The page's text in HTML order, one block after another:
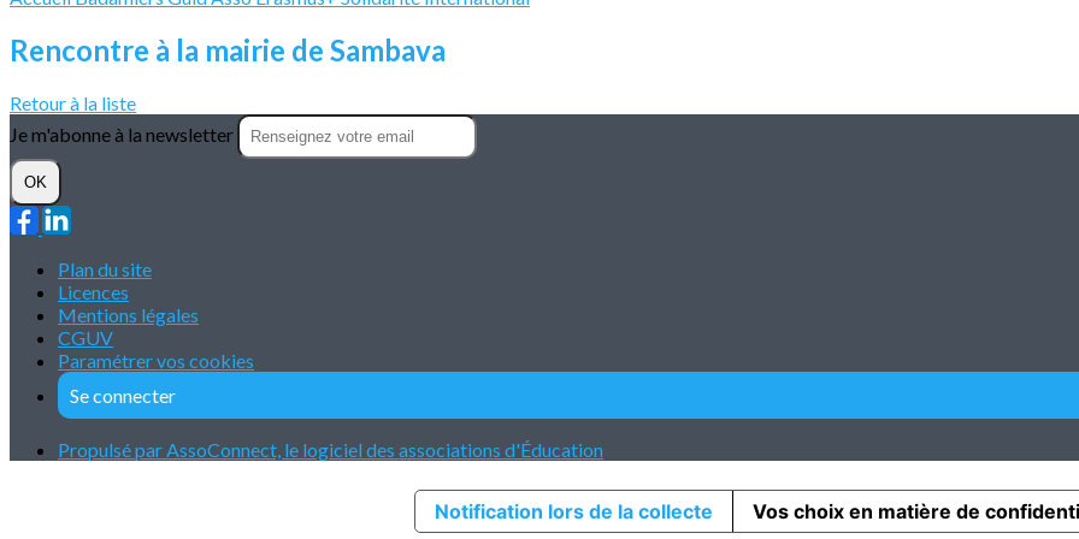
Rencontre à la mairie de Sambava
Retour à la liste
Je m'abonne à la newsletter
OK
Plan du site
Licences
Mentions légales
CGUV
Paramétrer vos cookies
Se connecter
Propulsé par AssoConnect, le logiciel des associations d'Éducation
Notification lors de la collecte Vos choix en matière de